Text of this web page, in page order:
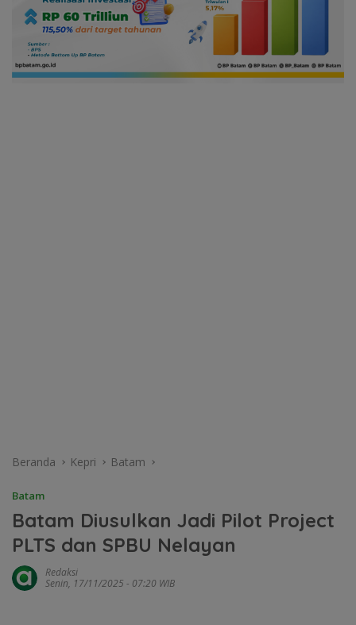
Beranda Kepri Batam
Batam
Batam Diusulkan Jadi Pilot Project
PLTS dan SPBU Nelayan
Redaksi
Senin, 17/11/2025 - 07:20 WIB